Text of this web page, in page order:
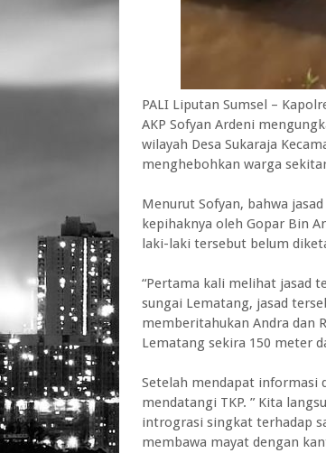
PALI Liputan Sumsel –
AKP Sofyan Ardeni
wilayah Desa Sukaraja
menghebohkan warga
Menurut Sofyan, bahwa
kepihaknya oleh Gopar Bin
laki-laki tersebut belum
“Pertama kali melihat jasad
sungai Lematang, jasad
memberitahukan Andra dan
Lematang sekira 150 meter
Setelah mendapat informasi
mendatangi TKP. ” Kita
intrograsi singkat terhadap
membawa mayat dengan